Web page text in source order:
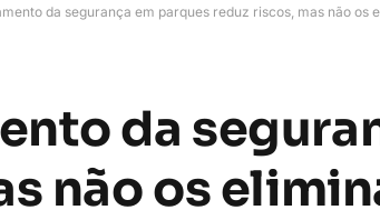
da segurança em parques reduz riscos, mas não os
da
não os